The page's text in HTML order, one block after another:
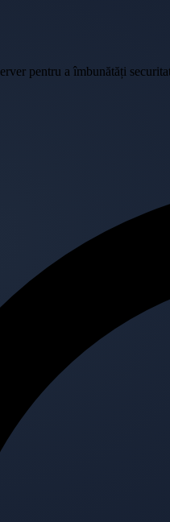
pentru a îmbunătăți